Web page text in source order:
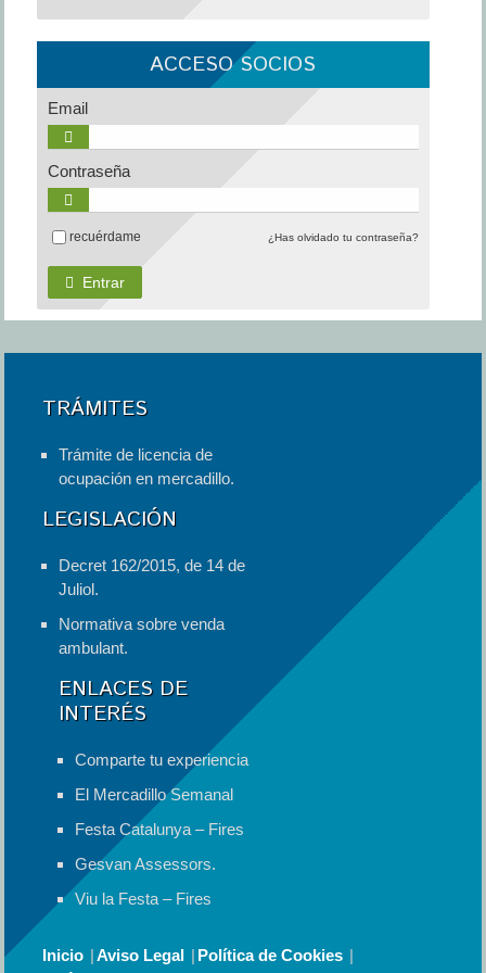
ACCESO SOCIOS
Email
Contraseña
recuérdame ¿Has olvidado tu contraseña?
Entrar
TRÁMITES
Trámite de licencia de
ocupación en mercadillo.
LEGISLACIÓN
Decret 162/2015, de 14 de
Juliol.
Normativa sobre venda
ambulant.
ENLACES DE
INTERÉS
Comparte tu experiencia
El Mercadillo Semanal
Festa Catalunya – Fires
Gesvan Assessors.
Viu la Festa – Fires
Inicio Aviso Legal
Política de Cookies